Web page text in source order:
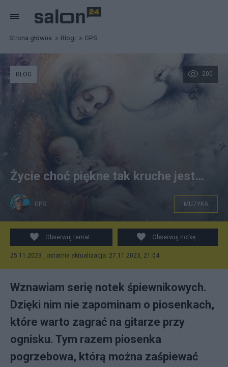
Strona główna Blogi GPS
200
BLOG
Życie choć piękne tak kruche jest…
GPS MUZYKA
Obserwuj temat Obserwuj notkę
25.11.2023 , ostatnia aktualizacja: 27.11.2023, 21:04
Wznawiam serię notek śpiewnikowych.
Dzięki nim nie zapominam o piosenkach,
które warto zagrać na gitarze przy
ognisku. Tym razem piosenka
pogrzebowa, którą można zaśpiewać